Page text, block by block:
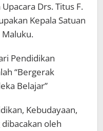
Drs. Titus F.
Kepala Satuan
Maluku.
Pendidikan
“Bergerak
Belajar”
Kebudayaan,
oleh